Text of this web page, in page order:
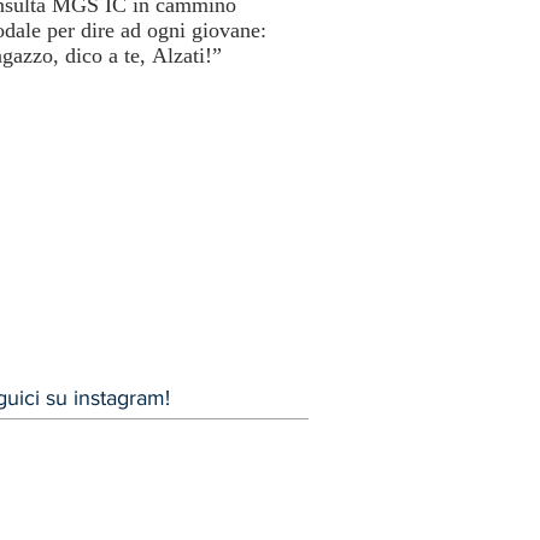
per dire ad ogni giovane:
dico a te, Alzati!”
su instagram!